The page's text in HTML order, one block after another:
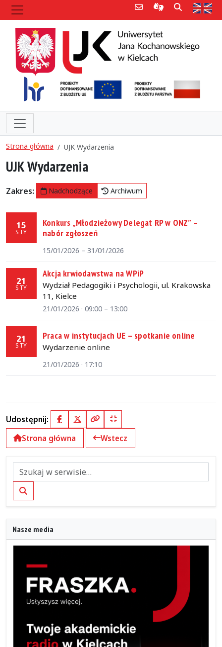
Poczta e-mailInformacje dla
Szukaj
Strona główna UJK Wydarzenia
UJK Wydarzenia
Zakres: Nadchodzące Archiwum
15
STY
Konkurs „Młodzieżowy Delegat RP w ONZ” –
nabór zgłoszeń
15/01/2026 – 31/01/2026
21
STY
Akcja krwiodawstwa na WPiP
Wydział Pedagogiki i Psychologii, ul. Krakowska
11, Kielce
21/01/2026 · 09:00 – 13:00
21
STY
Praca w instytucjach UE – spotkanie online
Wydarzenie online
21/01/2026 · 17:10
Udostępnij: FacebookX (Twitter)
Kopiuj pełny link
Kopiuj krótki link
Strona główna
Wstecz
Szukaj
Nasze media